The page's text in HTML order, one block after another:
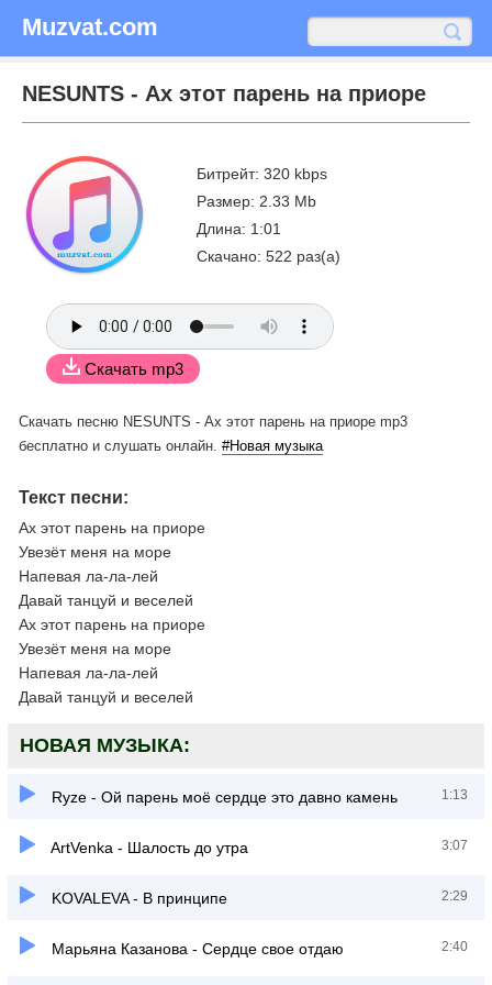
Muzvat.com
NESUNTS - Ах этот парень на приоре
Битрейт: 320 kbps
Размер: 2.33 Mb
Длина: 1:01
Скачано: 522 раз(а)
Скачать mp3
Скачать песню NESUNTS - Ах этот парень на приоре mp3
бесплатно и слушать онлайн. #Новая музыка
Текст песни:
Ах этот парень на приоре
Увезёт меня на море
Напевая ла-ла-лей
Давай танцуй и веселей
Ах этот парень на приоре
Увезёт меня на море
Напевая ла-ла-лей
Давай танцуй и веселей
НОВАЯ МУЗЫКА:
Ryze - Ой парень моё сердце это давно камень 1:13
ArtVenka - Шалость до утра 3:07
KOVALEVA - В принципе 2:29
Марьяна Казанова - Сердце свое отдаю 2:40